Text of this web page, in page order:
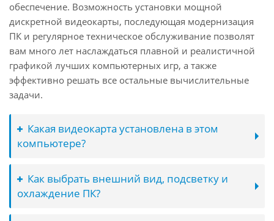
обеспечение. Возможность установки мощной
дискретной видеокарты, последующая модернизация
ПК и регулярное техническое обслуживание позволят
вам много лет наслаждаться плавной и реалистичной
графикой лучших компьютерных игр, а также
эффективно решать все остальные вычислительные
задачи.
Какая видеокарта установлена в этом
компьютере?
Как выбрать внешний вид, подсветку и
охлаждение ПК?